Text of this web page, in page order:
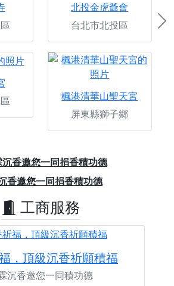
北投金虎爺會
台北市北投區
楓港清華山聖天宮
屏東縣獅子鄉
香邀您一同捐香積功德
工商服務
，頂級沉香祈願積福
沉香邀您一同積功德